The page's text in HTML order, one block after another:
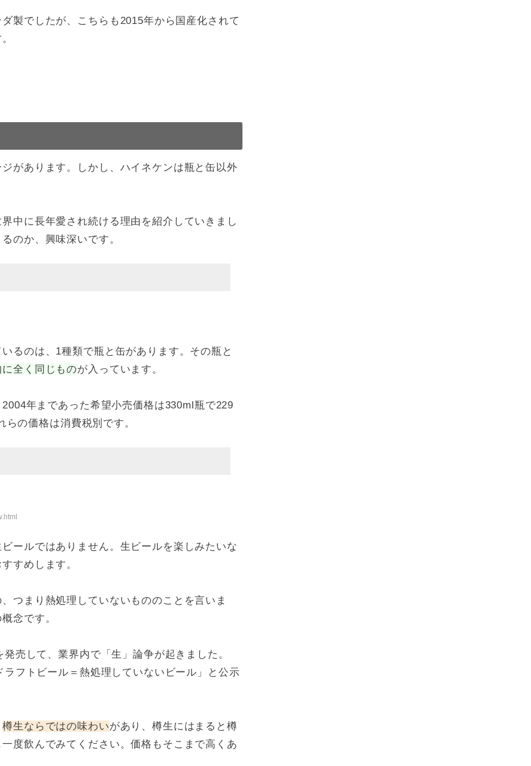
製でしたが、こちらも2015年から国産化されて
があります。しかし、ハイネケンは瓶と缶以外
中に長年愛され続ける理由を紹介していきまし
のか、興味深いです。
るのは、1種類で瓶と缶があります。その瓶と
全く同じものが入っています。
年まであった希望小売価格は330ml瓶で229
の価格は消費税別です。
ールではありません。生ビールを楽しみたいな
すめします。
つまり熱処理していないもののことを言いま
念です。
売して、業界内で「生」論争が起きました。
フトビール＝熱処理していないビール」と公示
樽生ならではの味わいがあり、樽生にはまると樽
度飲んでみてください。価格もそこまで高くあ